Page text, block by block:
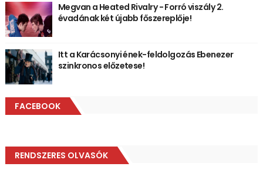
Megvan a Heated Rivalry - Forró viszály 2.
évadának két újabb főszereplője!
Itt a Karácsonyi ének-feldolgozás Ebenezer
szinkronos előzetese!
FACEBOOK
RENDSZERES OLVASÓK